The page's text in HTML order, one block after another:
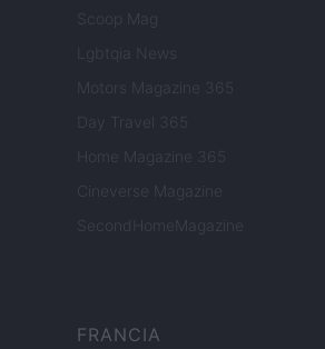
Scoop Mag
Lgbtqia News
Motors Magazine 365
Day Travel 365
Home Magazine 365
Cineverse Magazine
SecondHomeMagazine
FRANCIA